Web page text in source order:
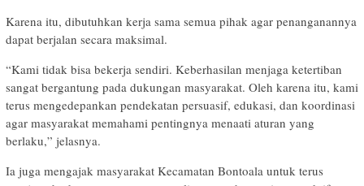
Karena itu, dibutuhkan kerja sama semua pihak agar penanganannya
dapat berjalan secara maksimal.
“Kami tidak bisa bekerja sendiri. Keberhasilan menjaga ketertiban
sangat bergantung pada dukungan masyarakat. Oleh karena itu, kami
terus mengedepankan pendekatan persuasif, edukasi, dan koordinasi
agar masyarakat memahami pentingnya menaati aturan yang
berlaku,” jelasnya.
Ia juga mengajak masyarakat Kecamatan Bontoala untuk terus